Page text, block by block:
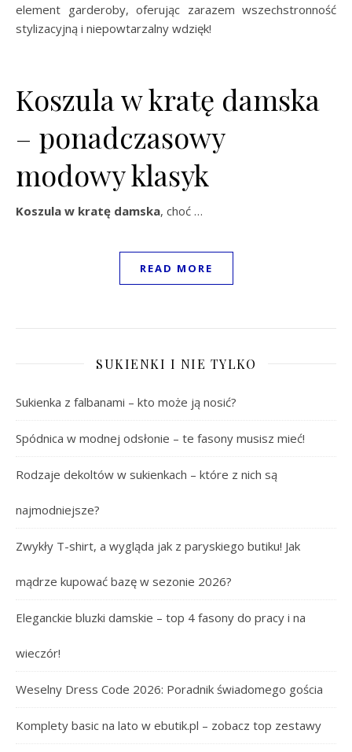
element garderoby, oferując zarazem wszechstronność
stylizacyjną i niepowtarzalny wdzięk!
Koszula w kratę damska
– ponadczasowy
modowy klasyk
Koszula w kratę damska, choć …
READ MORE
SUKIENKI I NIE TYLKO
Sukienka z falbanami – kto może ją nosić?
Spódnica w modnej odsłonie – te fasony musisz mieć!
Rodzaje dekoltów w sukienkach – które z nich są
najmodniejsze?
Zwykły T-shirt, a wygląda jak z paryskiego butiku! Jak
mądrze kupować bazę w sezonie 2026?
Eleganckie bluzki damskie – top 4 fasony do pracy i na
wieczór!
Weselny Dress Code 2026: Poradnik świadomego gościa
Komplety basic na lato w ebutik.pl – zobacz top zestawy